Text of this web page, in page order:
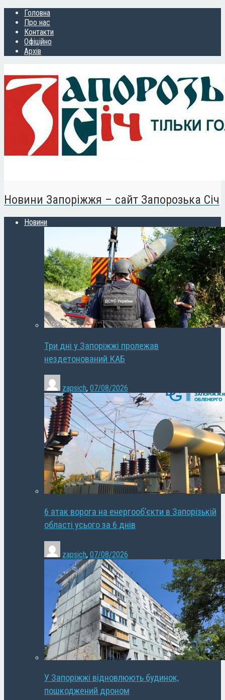
Головна
Про нас
Контакти
Офіційно
Архів
Новини Запоріжжя – сайт Запорозька Січ
Новини
Три дні у Запоріжжі пролежав
нездетонований КАБ
zapsich, 07/08/2026
6 атак ворога на енергооб’єкти в Запорізькій
області усього за 6 днів
zapsich, 07/08/2026
У Запоріжжі відновлюють будинок,
пошкоджений дроном